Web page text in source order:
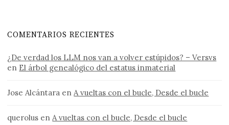
COMENTARIOS RECIENTES
¿De verdad los LLM nos van a volver estúpidos? – Versvs
en El árbol genealógico del estatus inmaterial
Jose Alcántara enA vueltas con el bucle, Desde el bucle
querolus enA vueltas con el bucle, Desde el bucle